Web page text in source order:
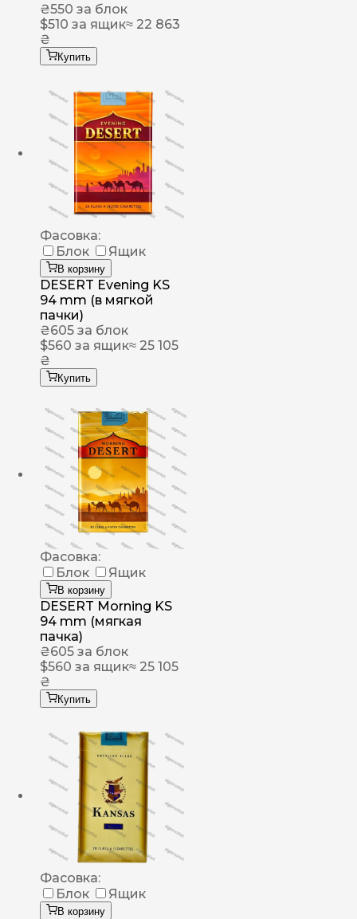
₴550 за блок
$510 за ящик≈ 22 863
₴
Купить
Фасовка:
Блок
Ящик
В корзину
DESERT Evening KS
94 mm (в мягкой
пачки)
₴605 за блок
$560 за ящик≈ 25 105
₴
Купить
Фасовка:
Блок
Ящик
В корзину
DESERT Morning KS
94 mm (мягкая
пачка)
₴605 за блок
$560 за ящик≈ 25 105
₴
Купить
Фасовка:
Блок
Ящик
В корзину